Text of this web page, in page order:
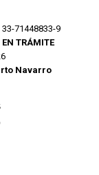
33-71448833-9
EN TRÁMITE
Navarro